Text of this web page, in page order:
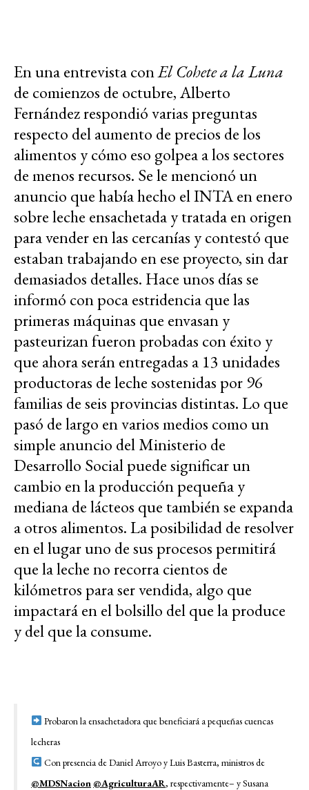
En una entrevista conEl Cohete a la Luna
de comienzos de octubre, Alberto
Fernández respondió varias preguntas
respecto del aumento de precios de los
alimentos y cómo eso golpea a los sectores
de menos recursos. Se le mencionó un
anuncio que había hecho el INTA en enero
sobre leche ensachetada y tratada en origen
para vender en las cercanías y contestó que
estaban trabajando en ese proyecto, sin dar
demasiados detalles. Hace unos días se
informó con poca estridencia que las
primeras máquinas que envasan y
pasteurizan fueron probadas con éxito y
que ahora serán entregadas a 13 unidades
productoras de leche sostenidas por 96
familias de seis provincias distintas. Lo que
pasó de largo en varios medios como un
simple anuncio del Ministerio de
Desarrollo Social puede significar un
cambio en la producción pequeña y
mediana de lácteos que también se expanda
a otros alimentos. La posibilidad de resolver
en el lugar uno de sus procesos permitirá
que la leche no recorra cientos de
kilómetros para ser vendida, algo que
impactará en el bolsillo del que la produce
y del que la consume.
Probaron la ensachetadora que beneficiará a pequeñas cuencas
lecheras
Con presencia de Daniel Arroyo y Luis Basterra, ministros de
@MDSNacion @AgriculturaAR, respectivamente– y Susana